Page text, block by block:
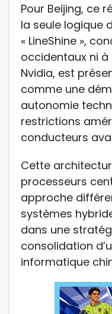
Pour Beijing, ce
la seule logique
« LineShine »,
occidentaux ni à
Nvidia, est
comme une
autonomie
restrictions
conducteurs
Cette
processeurs
approche
systèmes
dans une
consolidation
informatique